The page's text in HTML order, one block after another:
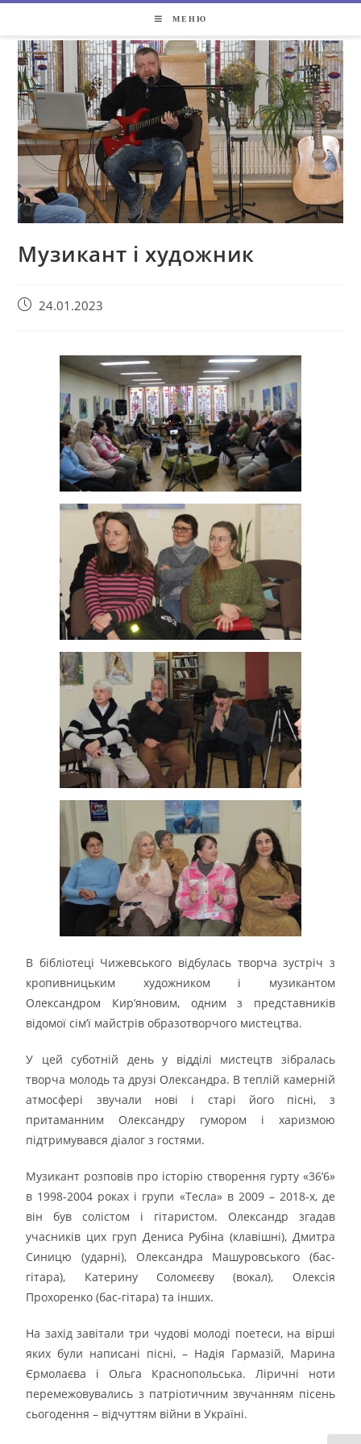
МЕНЮ
Музикант і художник
24.01.2023
В бібліотеці Чижевського відбулась творча зустріч з
кропивницьким художником і музикантом
Олександром Кир’яновим, одним з представників
відомої сім’ї майстрів образотворчого мистецтва.
У цей суботній день у відділі мистецтв зібралась
творча молодь та друзі Олександра. В теплій камерній
атмосфері звучали нові і старі його пісні, з
притаманним Олександру гумором і харизмою
підтримувався діалог з гостями.
Музикант розповів про історію створення гурту «36’6»
в 1998-2004 роках і групи «Тесла» в 2009 – 2018-х, де
він був солістом і гітаристом. Олександр згадав
учасників цих груп Дениса Рубіна (клавішні), Дмитра
Синицю (ударні), Олександра Машуровського (бас-
гітара), Катерину Соломєєву (вокал), Олексія
Прохоренко (бас-гітара) та інших.
На захід завітали три чудові молоді поетеси, на вірші
яких були написані пісні, – Надія Гармазій, Марина
Єрмолаєва і Ольга Краснопольська. Ліричні ноти
перемежовувались з патріотичним звучанням пісень
сьогодення – відчуттям війни в Україні.